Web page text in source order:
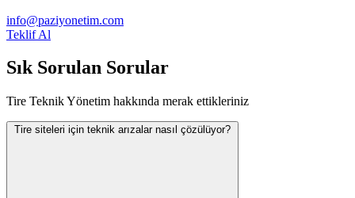
info@paziyonetim.com
Teklif Al
Sık Sorulan Sorular
Tire Teknik Yönetim hakkında merak ettikleriniz
Tire siteleri için teknik arızalar nasıl çözülüyor?